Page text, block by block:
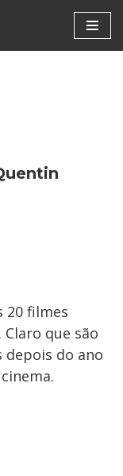
20 filmes
. Claro que são
do ano